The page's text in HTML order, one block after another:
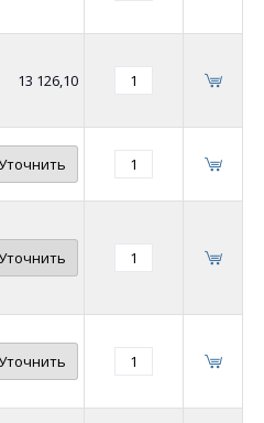
13 126,10